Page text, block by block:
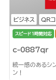
ビジネス QR
スピード1時間対応
c-0887qr
統一感のあるシ
ン！